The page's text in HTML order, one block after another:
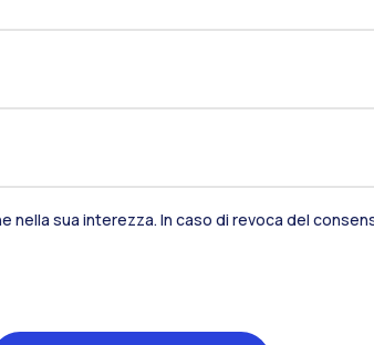
Naviga il sito
sua interezza. In caso di revoca del